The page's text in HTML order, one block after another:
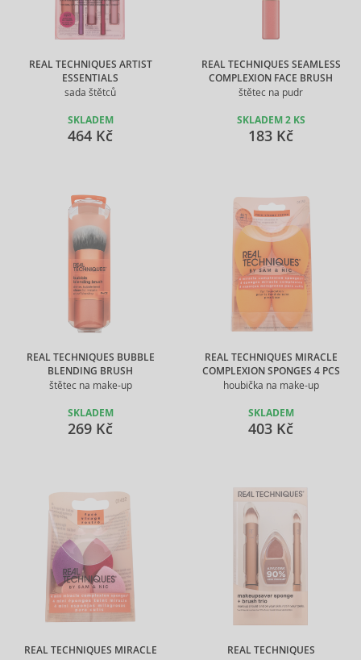
REAL TECHNIQUES ARTIST
ESSENTIALS
sada štětců
SKLADEM
464 Kč
REAL TECHNIQUES SEAMLESS
COMPLEXION FACE BRUSH
štětec na pudr
SKLADEM 2 KS
183 Kč
REAL TECHNIQUES BUBBLE
BLENDING BRUSH
štětec na make-up
SKLADEM
269 Kč
REAL TECHNIQUES MIRACLE
COMPLEXION SPONGES 4 PCS
houbička na make-up
SKLADEM
403 Kč
REAL TECHNIQUES MIRACLE
REAL TECHNIQUES